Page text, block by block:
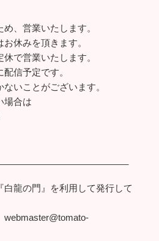
、営業いたします。
休みを頂きます。
で営業いたします。
信予定です。
いことがございます。
場合は
白龍の門』を利用して発行して